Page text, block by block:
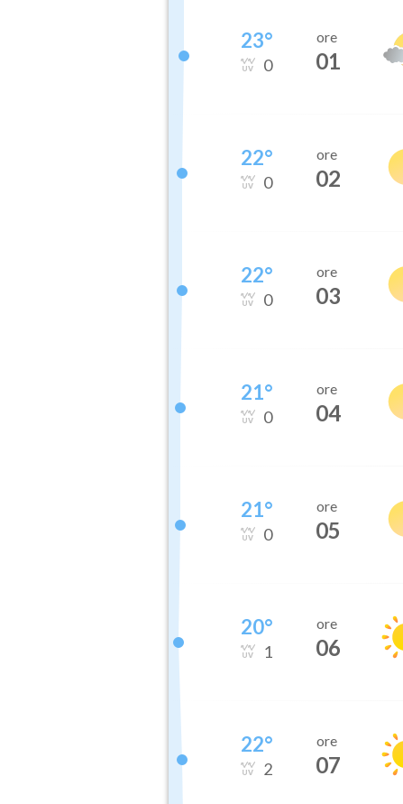
23°
0
ore
01
22°
0
ore
02
22°
0
ore
03
21°
0
ore
04
21°
0
ore
05
20°
1
ore
06
22°
2
ore
07